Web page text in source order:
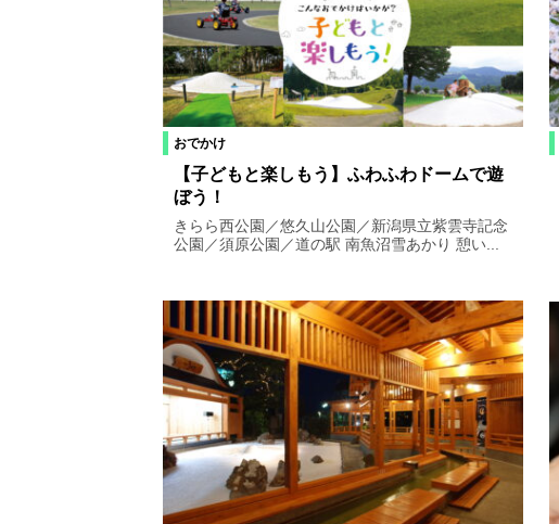
おでかけ
【子どもと楽しもう】ふわふわドームで遊
ぼう！
きらら西公園／悠久山公園／新潟県立紫雲寺記念
公園／須原公園／道の駅 南魚沼雪あかり 憩い...